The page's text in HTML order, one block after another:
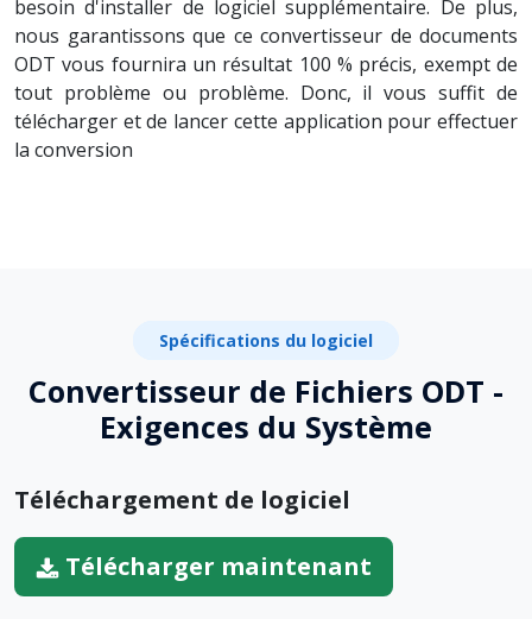
besoin d'installer de logiciel supplémentaire. De plus,
nous garantissons que ce convertisseur de documents
ODT vous fournira un résultat 100 % précis, exempt de
tout problème ou problème. Donc, il vous suffit de
télécharger et de lancer cette application pour effectuer
la conversion
Spécifications du logiciel
Convertisseur de Fichiers ODT -
Exigences du Système
Téléchargement de logiciel
Télécharger maintenant